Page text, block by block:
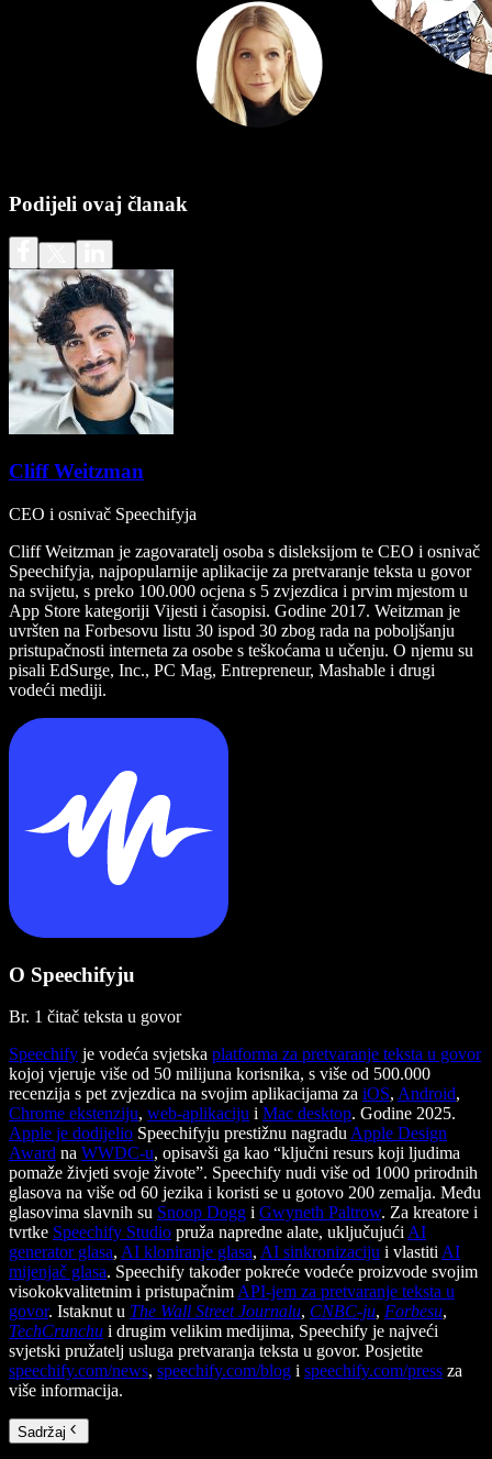
Podijeli ovaj članak
Cliff Weitzman
CEO i osnivač Speechifyja
Cliff Weitzman je zagovaratelj osoba s disleksijom te CEO i osnivač
Speechifyja, najpopularnije aplikacije za pretvaranje teksta u govor
na svijetu, s preko 100.000 ocjena s 5 zvjezdica i prvim mjestom u
App Store kategoriji Vijesti i časopisi. Godine 2017. Weitzman je
uvršten na Forbesovu listu 30 ispod 30 zbog rada na poboljšanju
pristupačnosti interneta za osobe s teškoćama u učenju. O njemu su
pisali EdSurge, Inc., PC Mag, Entrepreneur, Mashable i drugi
vodeći mediji.
O Speechifyju
Br. 1 čitač teksta u govor
Speechify je vodeća svjetska platforma za pretvaranje teksta u govor
kojoj vjeruje više od 50 milijuna korisnika, s više od 500.000
recenzija s pet zvjezdica na svojim aplikacijama za iOS, Android,
Chrome ekstenziju, web-aplikaciju i Mac desktop. Godine 2025.
Apple je dodijelio Speechifyju prestižnu nagradu Apple Design
Award na WWDC-u, opisavši ga kao “ključni resurs koji ljudima
pomaže živjeti svoje živote”. Speechify nudi više od 1000 prirodnih
glasova na više od 60 jezika i koristi se u gotovo 200 zemalja. Među
glasovima slavnih su Snoop Dogg i Gwyneth Paltrow. Za kreatore i
tvrtke Speechify Studio pruža napredne alate, uključujući AI
generator glasa, AI kloniranje glasa, AI sinkronizaciju i vlastiti AI
mijenjač glasa. Speechify također pokreće vodeće proizvode svojim
visokokvalitetnim i pristupačnim API-jem za pretvaranje teksta u
govor. Istaknut u The Wall Street Journalu, CNBC-ju, Forbesu,
TechCrunchu i drugim velikim medijima, Speechify je najveći
svjetski pružatelj usluga pretvaranja teksta u govor. Posjetite
speechify.com/news, speechify.com/blog i speechify.com/press za
više informacija.
Sadržaj